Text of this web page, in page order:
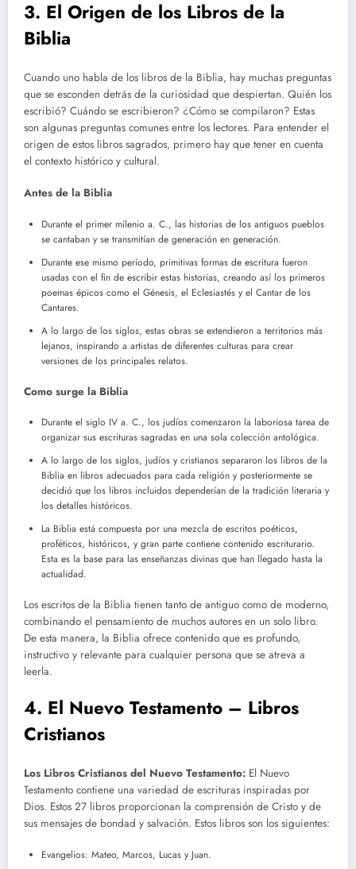
3. El Origen de los Libros de la
Biblia
Cuando uno habla de los libros de la Biblia, hay muchas preguntas
que se esconden detrás de la curiosidad que despiertan. Quién los
escribió? Cuándo se escribieron? ¿Cómo se compilaron? Estas
son algunas preguntas comunes entre los lectores. Para entender el
origen de estos libros sagrados, primero hay que tener en cuenta
el contexto histórico y cultural.
Antes de la Biblia
Durante el primer milenio a. C., las historias de los antiguos pueblos
se cantaban y se transmitían de generación en generación.
Durante ese mismo período, primitivas formas de escritura fueron
usadas con el fin de escribir estas historias, creando así los primeros
poemas épicos como el Génesis, el Eclesiastés y el Cantar de los
Cantares.
A lo largo de los siglos, estas obras se extendieron a territorios más
lejanos, inspirando a artistas de diferentes culturas para crear
versiones de los principales relatos.
Como surge la Biblia
Durante el siglo IV a. C., los judíos comenzaron la laboriosa tarea de
organizar sus escrituras sagradas en una sola colección antológica.
A lo largo de los siglos, judíos y cristianos separaron los libros de la
Biblia en libros adecuados para cada religión y posteriormente se
decidió que los libros incluidos dependerían de la tradición literaria y
los detalles históricos.
La Biblia está compuesta por una mezcla de escritos poéticos,
proféticos, históricos, y gran parte contiene contenido escriturario.
Esta es la base para las enseñanzas divinas que han llegado hasta la
actualidad.
Los escritos de la Biblia tienen tanto de antiguo como de moderno,
combinando el pensamiento de muchos autores en un solo libro.
De esta manera, la Biblia ofrece contenido que es profundo,
instructivo y relevante para cualquier persona que se atreva a
leerla.
4. El Nuevo Testamento – Libros
Cristianos
Los Libros Cristianos del Nuevo Testamento: El Nuevo
Testamento contiene una variedad de escrituras inspiradas por
Dios. Estos 27 libros proporcionan la comprensión de Cristo y de
sus mensajes de bondad y salvación. Estos libros son los siguientes:
Evangelios: Mateo, Marcos, Lucas y Juan.